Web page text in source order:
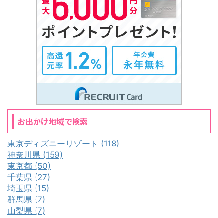
お出かけ地域で検索
東京ディズニーリゾート (118)
神奈川県 (159)
東京都 (50)
千葉県 (27)
埼玉県 (15)
群馬県 (7)
山梨県 (7)